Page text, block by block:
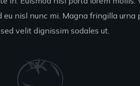
nisl nunc mi. Magna fringilla urna
velit dignissim sodales ut.